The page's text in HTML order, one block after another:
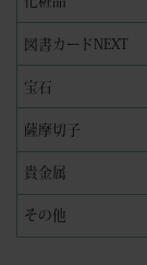
図書カードNEXT
宝石
薩摩切子
貴金属
その他